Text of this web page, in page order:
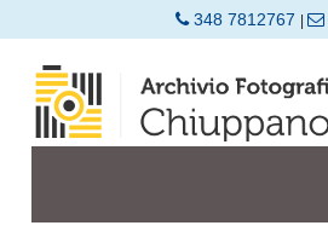
348 7812767